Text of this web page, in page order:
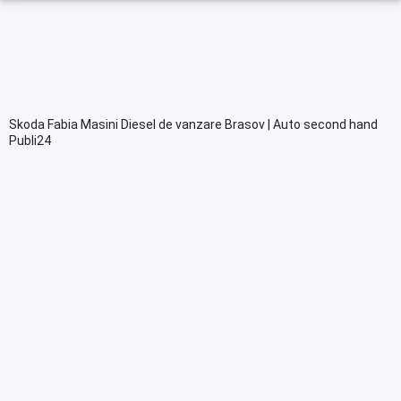
Skoda Fabia Masini Diesel de vanzare Brasov | Auto second hand
Publi24